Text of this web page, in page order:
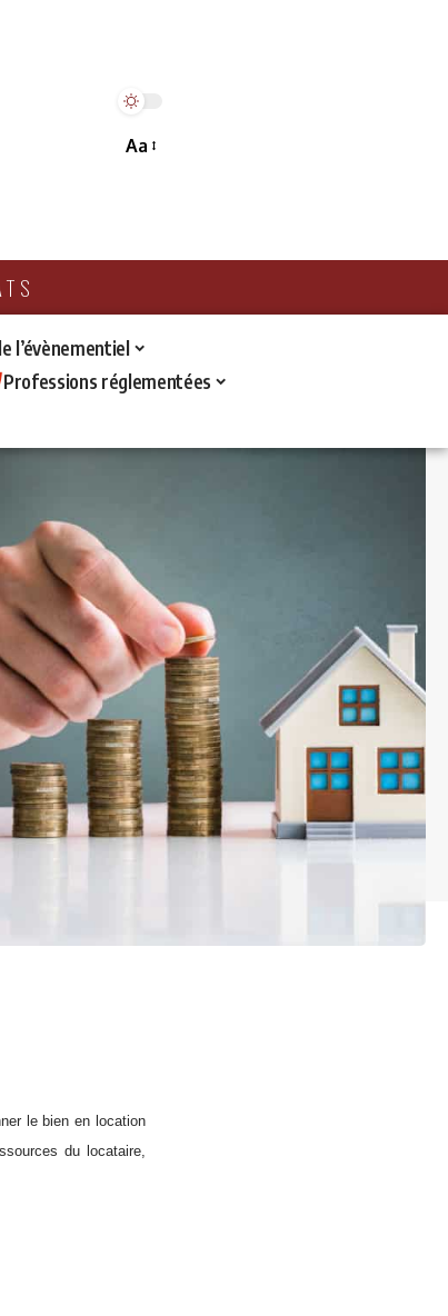
Aa
l’évènementiel
Professions réglementées
le bien en location
du locataire,